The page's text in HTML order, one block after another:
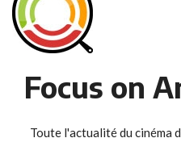
Focus on
Toute l'actualité du cinéma